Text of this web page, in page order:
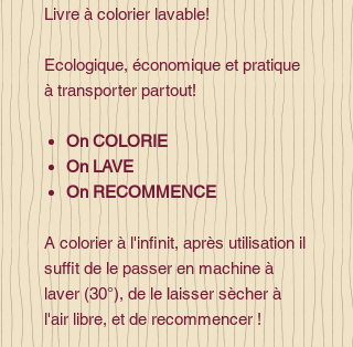
Livre à colorier lavable!
Ecologique, économique et pratique
à transporter partout!
On COLORIE
On LAVE
On RECOMMENCE
A colorier à l'infinit, après utilisation il
suffit de le passer en machine à
laver (30°), de le laisser sècher à
l'air libre, et de recommencer !